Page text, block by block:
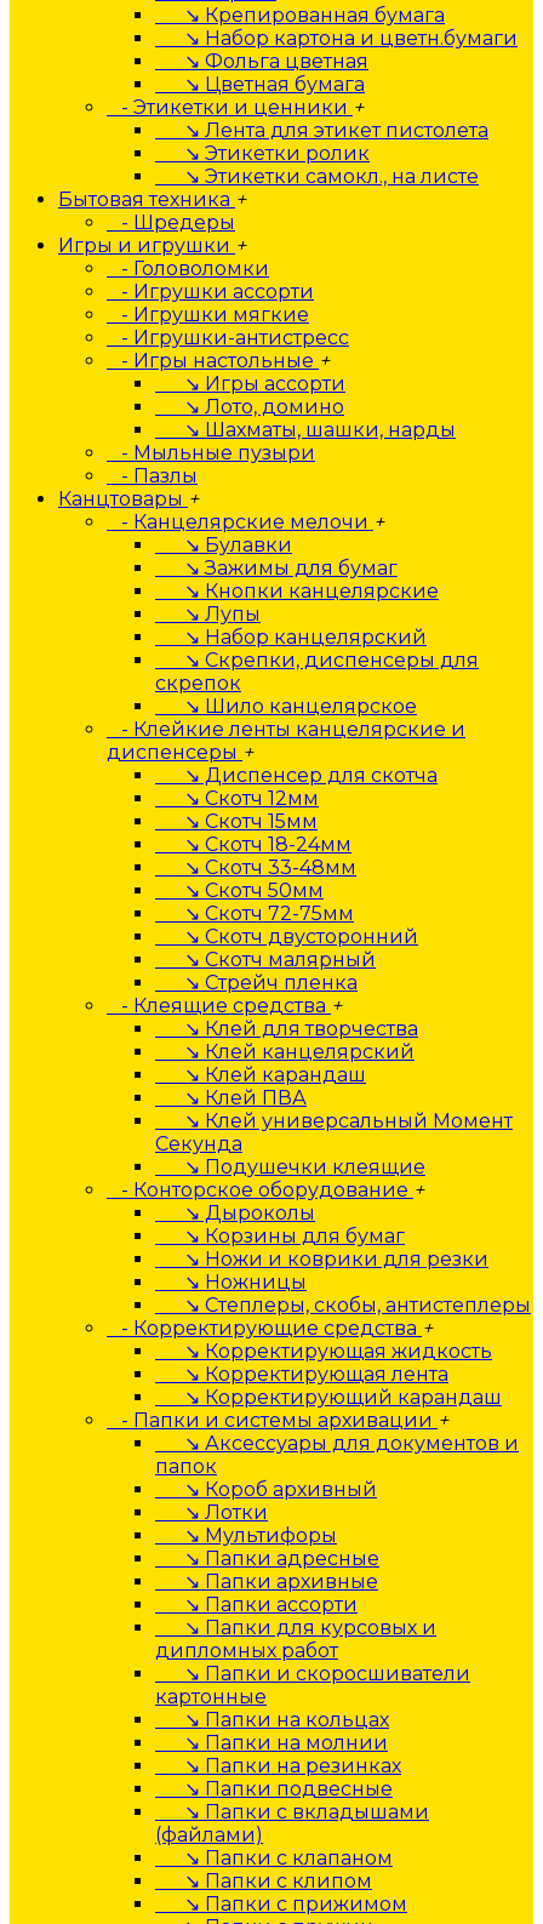
↘ Крепированная бумага
↘ Набор картона и цветн.бумаги
↘ Фольга цветная
↘ Цветная бумага
- Этикетки и ценники +
↘ Лента для этикет пистолета
↘ Этикетки ролик
↘ Этикетки самокл., на листе
Бытовая техника +
- Шредеры
Игры и игрушки +
- Головоломки
- Игрушки ассорти
- Игрушки мягкие
- Игрушки-антистресс
- Игры настольные +
↘ Игры ассорти
↘ Лото, домино
↘ Шахматы, шашки, нарды
- Мыльные пузыри
- Пазлы
Канцтовары +
- Канцелярские мелочи +
↘ Булавки
↘ Зажимы для бумаг
↘ Кнопки канцелярские
↘ Лупы
↘ Набор канцелярский
↘ Скрепки, диспенсеры для
скрепок
↘ Шило канцелярское
- Клейкие ленты канцелярские и
диспенсеры +
↘ Диспенсер для скотча
↘ Скотч 12мм
↘ Скотч 15мм
↘ Скотч 18-24мм
↘ Скотч 33-48мм
↘ Скотч 50мм
↘ Скотч 72-75мм
↘ Скотч двусторонний
↘ Скотч малярный
↘ Стрейч пленка
- Клеящие средства +
↘ Клей для творчества
↘ Клей канцелярский
↘ Клей карандаш
↘ Клей ПВА
↘ Клей универсальный Момент
Секунда
↘ Подушечки клеящие
- Конторское оборудование +
↘ Дыроколы
↘ Корзины для бумаг
↘ Ножи и коврики для резки
↘ Ножницы
↘ Степлеры, скобы, антистеплеры
- Корректирующие средства +
↘ Корректирующая жидкость
↘ Корректирующая лента
↘ Корректирующий карандаш
- Папки и системы архивации +
↘ Аксессуары для документов и
папок
↘ Короб архивный
↘ Лотки
↘ Мультифоры
↘ Папки адресные
↘ Папки архивные
↘ Папки ассорти
↘ Папки для курсовых и
дипломных работ
↘ Папки и скоросшиватели
картонные
↘ Папки на кольцах
↘ Папки на молнии
↘ Папки на резинках
↘ Папки подвесные
↘ Папки с вкладышами
(файлами)
↘ Папки с клапаном
↘ Папки с клипом
↘ Папки с прижимом